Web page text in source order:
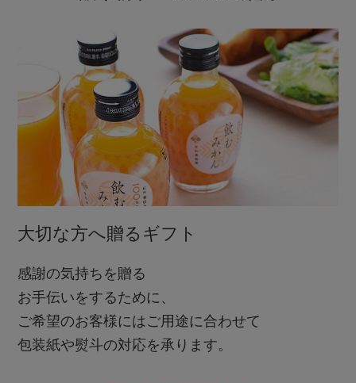
大切な方へ贈るギフト
感謝の気持ちを贈る
お手伝いをするために、
ご希望のお客様にはご用途に合わせて
包装紙や熨斗の対応を承ります。